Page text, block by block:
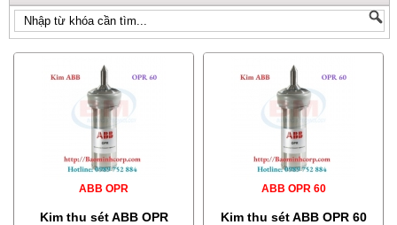
ABB OPR
Kim thu sét ABB OPR
ABB OPR 60
Kim thu sét ABB OPR 60